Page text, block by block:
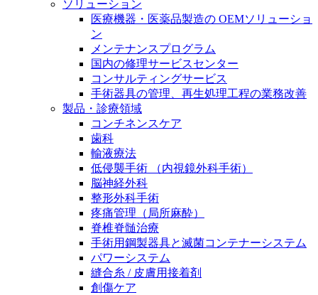
製品ポートフォリオ​
こちらの製品ポートフォリオからも、製品をお探しい
ただくことができます。
膝関節の構造とその疾患
身体の中で最も大きい関節である膝関節。日常の生活
を支える、その機能や特徴とは？傷めてしまった場合
には、どのような治療の選択肢があるのでしょう。
採用情報
ビー・ブラウンエースクラッﾌﾟで新たな可能性を見つ
けませんか？現在募集中のポジションをご覧いただけ
私たちの責任
ニューススペース
ソリューション
医療機器・医薬品製造の OEMソリューショ
ン
メンテナンスプログラム
国内の修理サービスセンター
コンサルティングサービス
手術器具の管理、再生処理工程の業務改善
製品・診療領域
コンチネンスケア
歯科
輸液療法
低侵襲手術 （内視鏡外科手術）
脳神経外科
整形外科手術
疼痛管理（局所麻酔）
脊椎脊髄治療
手術用鋼製器具と滅菌コンテナーシステム
パワーシステム
縫合糸 / 皮膚用接着剤
創傷ケア